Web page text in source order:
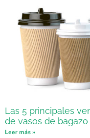
Las 5 principales
de vasos de
Leer más »